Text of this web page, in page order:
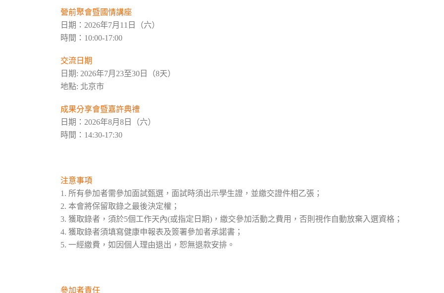
營前聚會暨國情講座
日期：2026年7月11日（六）
時間：10:00-17:00
交流日期
日期: 2026年7月23至30日（8天）
地點: 北京市
成果分享會暨嘉許典禮
日期：2026年8月8日（六）
時間：14:30-17:30
注意事項
1. 所有參加者需參加面試甄選，面試時須出示學生證，並繳交證件相乙張；
2. 本會將保留取錄之最後決定權；
3. 獲取錄者，須於5個工作天內(或指定日期)，繳交參加活動之費用，否則視作自動放棄入選資格；
4. 獲取錄者須填寫健康申報表及簽署參加者承諾書；
5. 一經繳費，如因個人理由退出，恕無退款安排。
參加者責任